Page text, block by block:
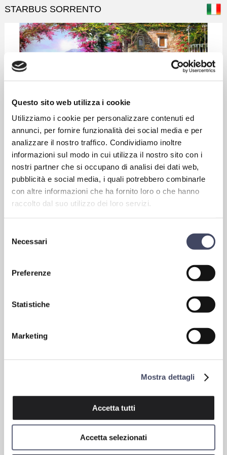
Questo sito web utilizza i cookie
Utilizziamo i cookie per personalizzare contenuti ed
annunci, per fornire funzionalità dei social media e per
analizzare il nostro traffico. Condividiamo inoltre
informazioni sul modo in cui utilizza il nostro sito con i
nostri partner che si occupano di analisi dei dati web,
pubblicità e social media, i quali potrebbero combinarle
con altre informazioni che ha fornito loro o che hanno
raccolto dal suo utilizzo dei loro servizi.
delNecessari
Preferenze
Statistiche
Marketing
Mostra dettagli
Accetta tutti
Accetta selezionati
STARBUS SORRENTO
Homepage
NEWSLETTER
Iscriviti alla nostra newsletter per ricevere periodicamente offerte
speciali, news ed eventi. L'iscrizione è gratuita ed è sufficiente
compilare solo i campi obbligatori (*) presenti nel modulo
sottostante.
Nome*